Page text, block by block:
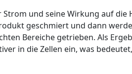
und seine Wirkung auf die
geschmiert und dann
Bereiche getrieben. Als
in die Zellen ein, was